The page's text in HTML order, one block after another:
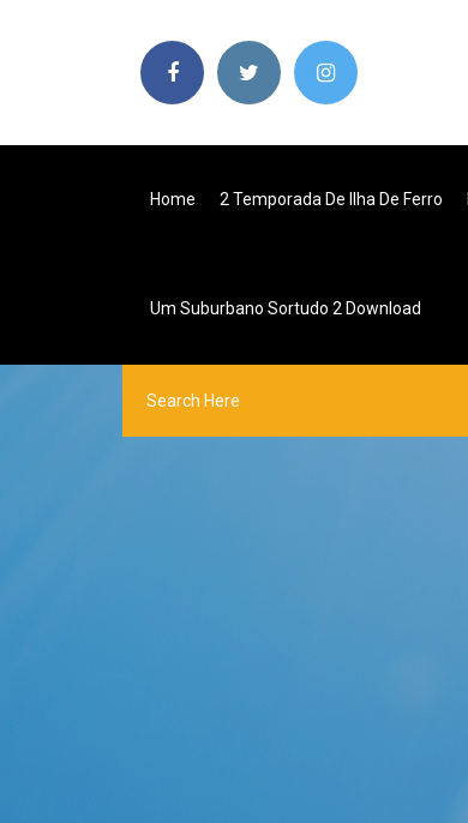
Home 2 Temporada De Ilha De Ferro
Um Suburbano Sortudo 2 Download